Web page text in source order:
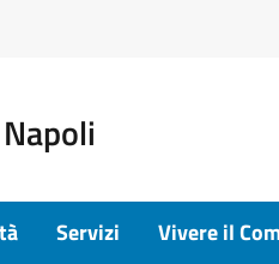
Servizi Vivere il